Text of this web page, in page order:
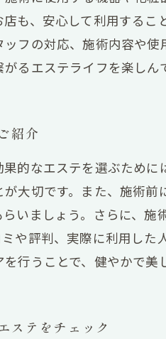
も、安心して利用する
フの対応、施術内容や
るエステライフを楽しん
紹介
的なエステを選ぶため
大切です。また、施術
いましょう。さらに、
や評判、実際に利用し
行うことで、健やかで美
ステをチェック